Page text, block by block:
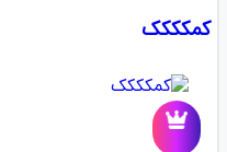
کمکککک‌‌‌‌‌‌‌